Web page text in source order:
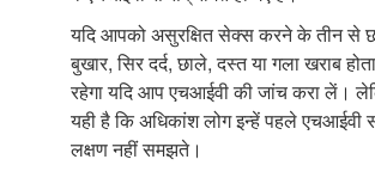
यदि आपको असुरक्षित सेक्स करने के तीन से
बुखार, सिर दर्द, छाले, दस्त या गला खराब
रहेगा यदि आप एचआईवी की जांच करा लें।
यही है कि अधिकांश लोग इन्हें पहले
लक्षण नहीं समझते।